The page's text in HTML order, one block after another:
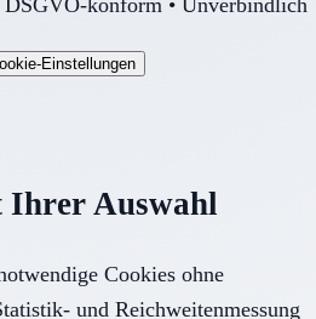
Einstellungen
Ihrer Auswahl
Cookies ohne
und Reichweitenmessung